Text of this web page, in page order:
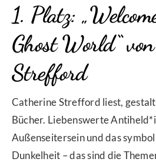
1. Platz:
Ghost World“
Strefford
Catherine Strefford liest,
Bücher. Liebenswerte
Außenseitersein und das
Dunkelheit – das sind die